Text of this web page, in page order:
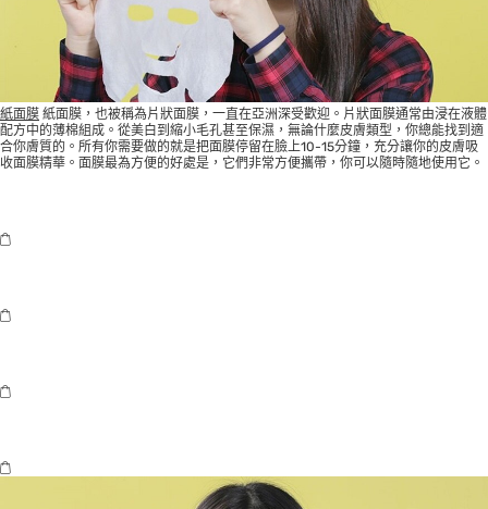
紙面膜 紙面膜，也被稱為片狀面膜，一直在亞洲深受歡迎。片狀面膜通常由浸在液體
配方中的薄棉組成。從美白到縮小毛孔甚至保濕，無論什麼皮膚類型，你總能找到適
合你膚質的。所有你需要做的就是把面膜停留在臉上10-15分鐘，充分讓你的皮膚吸
收面膜精華。面膜最為方便的好處是，它們非常方便攜帶，你可以隨時隨地使用它。